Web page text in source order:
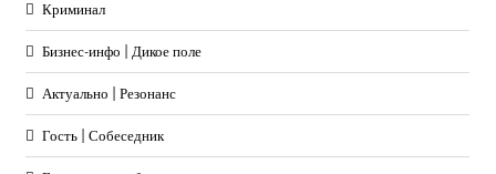
Криминал
Бизнес-инфо | Дикое поле
Актуально | Резонанс
Гость | Собеседник